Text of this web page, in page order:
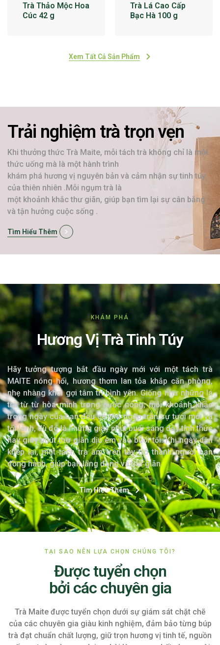
Trà Thảo Mộc Hoa
Cúc 42 g
Trà Lá Cao Cấp
Bạc Hà 100 g
Xem Tất Cả Sản Phẩm
Trải nghiệm trà trọn vẹn
Khi thưởng thức Trà Maite, mỗi tách trà không chỉ là một
thức uống mà là một hành trình
khám phá hương vị nguyên bản và cảm nhận sự tinh túy
của thiên nhiên .Mỗi ngụm trà là
một khoảnh khắc thư giãn, giúp bạn tìm lại sự cân bằng
và tận hưởng cuộc sống .
Tìm Hiểu Thêm
KHÁM PHÁ
Hương Vị Trà Tinh Túy
Hãy tưởng tượng bắt đầu ngày mới với một tách trà
MAITE nóng hổi, hương thơm lan tỏa khắp căn phòng,
nhẹ nhàng khơi gợi tâm trí bình yên. Giống như những lá
trà từ từ hòa mình trong nước nóng, mỗi khoảnh khắc
trong ngày của bạn đều có thể ngập tràn sự tươi mới và
tốt lành, dù đó là những giây phút buổi sáng đầy tỉnh thức
hay giây phút thư giãn dịu êm vào buổi tối. Khi ngày dần
khép lại, một tách trà ấm trên tay trở thành người bạn
đồng hành, giúp bạn lắng đọng và thư giãn.
Tìm Hiểu Thêm
TẠI SAO NÊN LỰA CHỌN CHÚNG TÔI?
Được tuyển chọn
bởi các chuyên gia
Trà Maite được tuyển chọn dưới sự giám sát chặt chẽ
của các chuyên gia giàu kinh nghiệm, đảm bảo từng búp
trà đạt chuẩn chất lượng, giữ trọn hương vị tinh tế, nguồn